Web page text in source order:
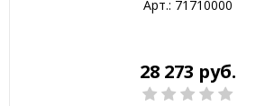
Арт.: 71710000
28 273 руб.